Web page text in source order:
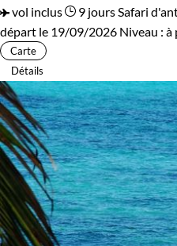
vol inclus
9 jours Safari
départ le 19/09/2026 Niveau : à
Carte
Détails